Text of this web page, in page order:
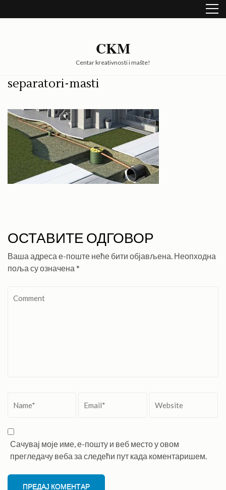
to
CKM
Centar kreativnosti i mašte!
separatori-masti
ОСТАВИТЕ ОДГОВОР
Ваша адреса е-поште неће бити објављена. Неопходна
поља су означена *
Сачувај моје име, е-пошту и веб место у овом
прегледачу веба за следећи пут када коментаришем.